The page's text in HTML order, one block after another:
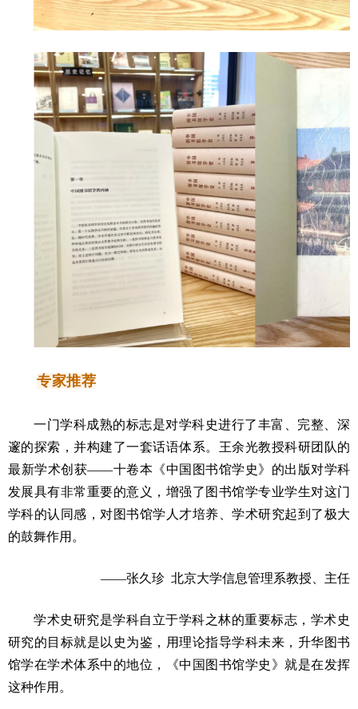
专家推荐
一门学科成熟的标志是对学科史进行了丰富、完整、深
邃的探索，并构建了一套话语体系。王余光教授科研团队的
最新学术创获——十卷本《中国图书馆学史》的出版对学科
发展具有非常重要的意义，增强了图书馆学专业学生对这门
学科的认同感，对图书馆学人才培养、学术研究起到了极大
的鼓舞作用。
——张久珍 北京大学信息管理系教授、主任
学术史研究是学科自立于学科之林的重要标志，学术史
研究的目标就是以史为鉴，用理论指导学科未来，升华图书
馆学在学术体系中的地位，《中国图书馆学史》就是在发挥
这种作用。